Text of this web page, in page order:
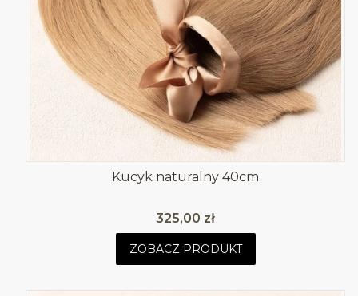
Kucyk naturalny 40cm
Cena
325,00 zł
ZOBACZ PRODUKT